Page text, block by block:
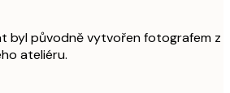
byl původně vytvořen fotografem z
ateliéru.